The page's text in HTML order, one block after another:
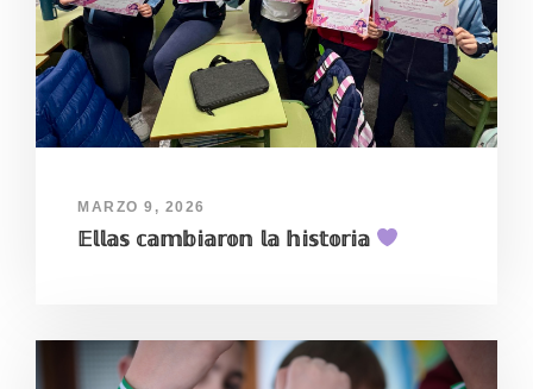
MARZO 9, 2026
𝔼𝕝𝕝𝕒𝕤 𝕔𝕒𝕞𝕓𝕚𝕒𝕣𝕠𝕟 𝕝𝕒 𝕙𝕚𝕤𝕥𝕠𝕣𝕚𝕒